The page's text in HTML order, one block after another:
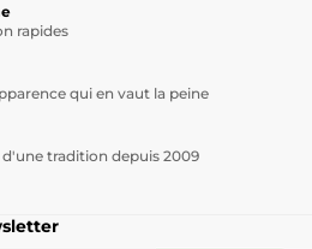
rapides
qui en vaut la peine
tradition depuis 2009